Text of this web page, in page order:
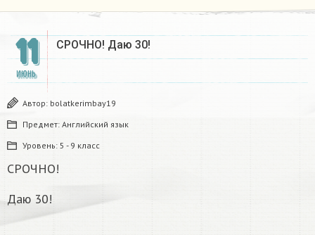
11
ИЮНЬ
СРОЧНО! Даю 30!
Автор: bolatkerimbay19
Предмет: Английский язык
Уровень: 5 - 9 класс
СРОЧНО!
Даю 30!